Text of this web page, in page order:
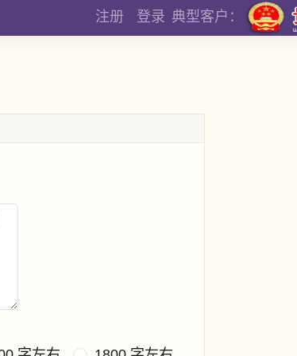
注册 登录 典型客户：